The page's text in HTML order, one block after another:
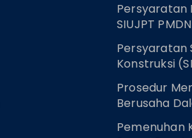
Persyaratan
SIUJPT PMDN
Persyaratan
Konstruksi
Prosedur
Berusaha
Pemenuhan